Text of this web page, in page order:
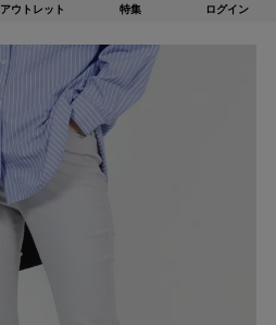
アウトレット 特集 ログイン